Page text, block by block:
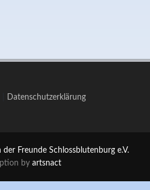
Datenschutzerklärung
der Freunde Schlossblutenburg e.V.
by artsnact